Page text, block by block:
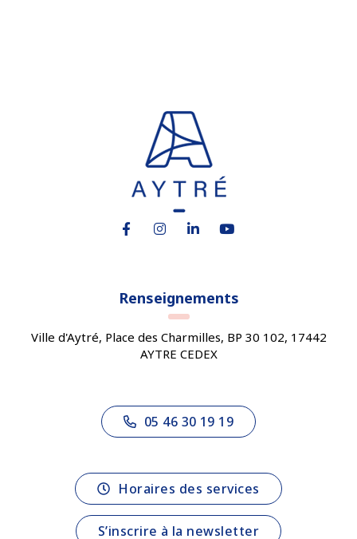
Lien vers le compte Facebook
Lien vers le compte Instagram
Lien vers le compte Linkedin
Lien vers la chaîne
Renseignements
Ville d'Aytré, Place des Charmilles, BP 30 102, 17442
AYTRE CEDEX
05 46 30 19 19
Horaires des services
S’inscrire à la newsletter